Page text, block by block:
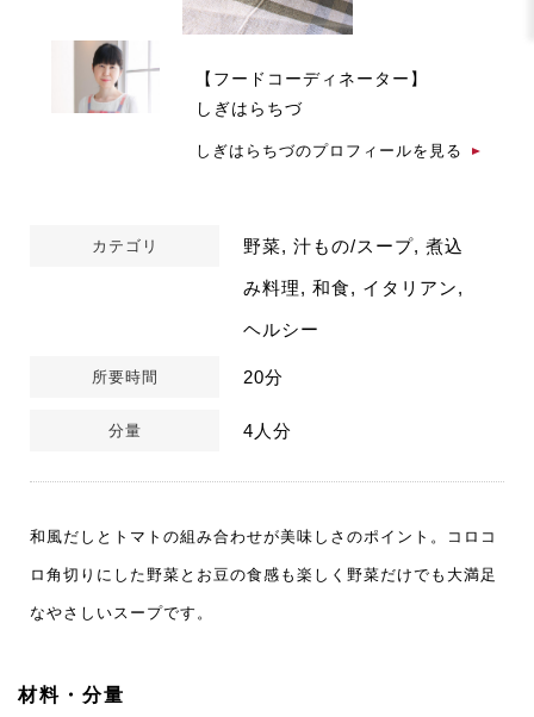
【フードコーディネーター】
しぎはらちづ
しぎはらちづのプロフィールを見る
カテゴリ 野菜, 汁もの/スープ, 煮込
み料理, 和食, イタリアン,
ヘルシー
所要時間 20分
分量 4人分
和風だしとトマトの組み合わせが美味しさのポイント。コロコ
ロ角切りにした野菜とお豆の食感も楽しく野菜だけでも大満足
なやさしいスープです。
材料・分量